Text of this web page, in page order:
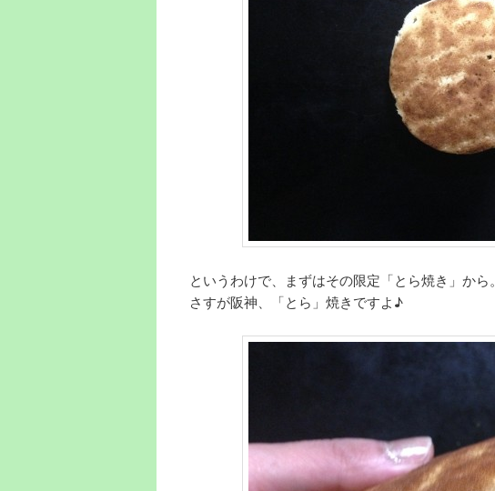
というわけで、まずはその限定「とら焼き」から。
さすが阪神、「とら」焼きですよ♪